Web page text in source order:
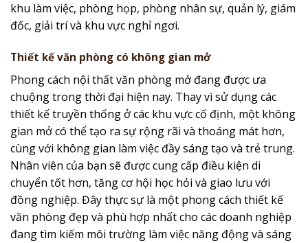
khu làm việc, phòng họp, phòng nhân sự, quản lý, giám
đốc, giải trí và khu vực nghỉ ngơi.
Thiết kế văn phòng có không gian mở
Phong cách nội thất văn phòng mở đang được ưa
chuộng trong thời đại hiện nay. Thay vì sử dụng các
thiết kế truyền thống ở các khu vực cố định, một không
gian mở có thể tạo ra sự rộng rãi và thoáng mát hơn,
cùng với không gian làm việc đầy sáng tạo và trẻ trung.
Nhân viên của bạn sẽ được cung cấp điều kiện di
chuyển tốt hơn, tăng cơ hội học hỏi và giao lưu với
đồng nghiệp. Đây thực sự là một phong cách thiết kế
văn phòng đẹp và phù hợp nhất cho các doanh nghiệp
đang tìm kiếm môi trường làm việc năng động và sáng